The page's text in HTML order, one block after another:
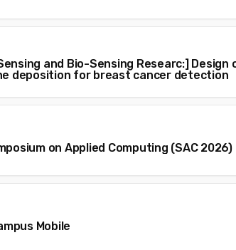
and Bio-Sensing Researc:]
deposition for breast cancer detection
on Applied Computing (SAC 2026)
Mobile